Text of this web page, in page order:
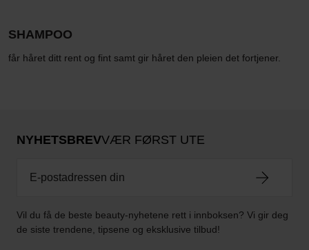
SHAMPOO
får håret ditt rent og fint samt gir håret den pleien det fortjener.
NYHETSBREVVÆR FØRST UTE
Vil du få de beste beauty-nyhetene rett i innboksen? Vi gir deg
de siste trendene, tipsene og eksklusive tilbud!